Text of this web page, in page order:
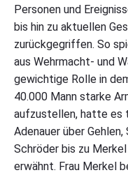
Personen und
bis hin zu aktuellen
zurückgegriffen. So
aus Wehrmacht- und
gewichtige Rolle in
40.000 Mann starke
aufzustellen, hatte es
Adenauer über
Schröder bis zu
erwähnt. Frau Merkel